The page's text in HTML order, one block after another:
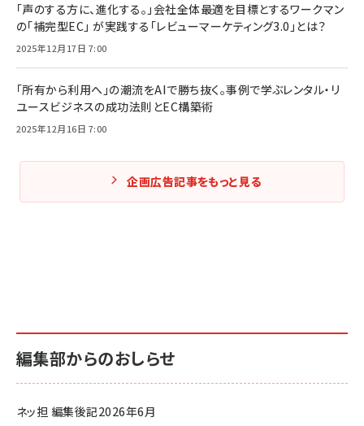
「声のする方に、進化する。」会社全体最適を目標とするワークマン
の「補完型EC」 が実践する「レビューマーケティング3.0」とは？
2025年12月17日 7:00
「所有から利用へ」の潮流をAIで勝ち抜く。事例で学ぶレンタル・リ
ユースビジネスの成功法則とEC構築術
2025年12月16日 7:00
企画広告記事をもっと見る
編集部からのおしらせ
ネッ担 編集後記2026年6月